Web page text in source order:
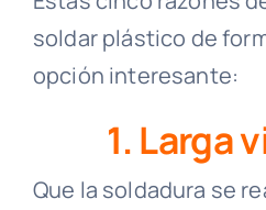
soldar plástico de
opción interesante:
1. Larga
Que la soldadura se